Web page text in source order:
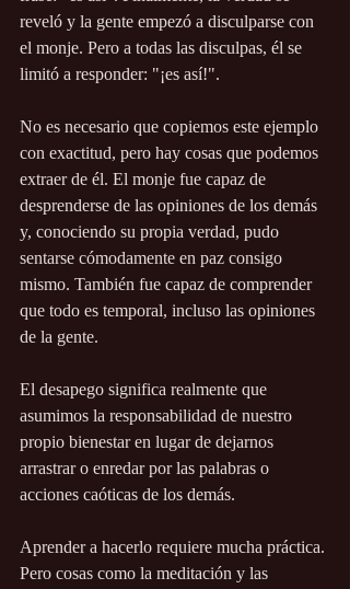
reveló y la gente empezó a disculparse con
el monje. Pero a todas las disculpas, él se
limitó a responder: "¡es así!".
No es necesario que copiemos este ejemplo
con exactitud, pero hay cosas que podemos
extraer de él. El monje fue capaz de
desprenderse de las opiniones de los demás
y, conociendo su propia verdad, pudo
sentarse cómodamente en paz consigo
mismo. También fue capaz de comprender
que todo es temporal, incluso las opiniones
de la gente.
El desapego significa realmente que
asumimos la responsabilidad de nuestro
propio bienestar en lugar de dejarnos
arrastrar o enredar por las palabras o
acciones caóticas de los demás.
Aprender a hacerlo requiere mucha práctica.
Pero cosas como la meditación y las